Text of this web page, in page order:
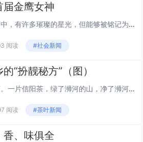
届金鹰女神
在华语娱乐圈的历史长河中，有许多璀璨的星光，但能够被铭记为“首届”的荣誉，却是寥寥无几。刘亦菲，这位以其清新脱俗的气质和精湛的演技征服了无数观众的女星，便是其中之一。2006年，她以19岁的年纪，成为了历史上首届“金鹰女神”，这一荣誉不仅是...
阅读 #社会新闻
“扮靓秘方”（图）
山水茶都，最美浉河。一片信阳茶，绿了浉河的山，净了浉河的水，富了浉河的人。 近年来，信阳市浉河区依托资源优势，按照“茶区变景区、茶园变公园、茶山变金山”的一体化发展路子，加快茶旅融合发展，倾力打造以环湖路百里茶廊为主的“一环、两核、十...
阅读 #茶叶新闻
香、味俱全